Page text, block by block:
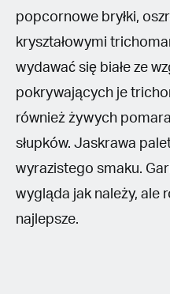
popcornowe bryłki,
kryształowymi
wydawać się białe ze
pokrywających je
również żywych
słupków. Jaskrawa
wyrazistego smaku.
wygląda jak należy, ale
najlepsze.